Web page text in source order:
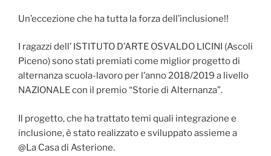
Un’eccezione che ha tutta la forza dell’inclusione!!
I ragazzi dell’ ISTITUTO D’ARTE OSVALDO LICINI (Ascoli
Piceno)​ sono stati premiati come miglior progetto di
alternanza scuola-lavoro per l’anno 2018/2019 a livello
NAZIONALE con il premio “Storie di Alternanza”.
Il progetto, che ha trattato temi quali integrazione e
inclusione, è stato realizzato e sviluppato assieme a
@La Casa di Asterione​.